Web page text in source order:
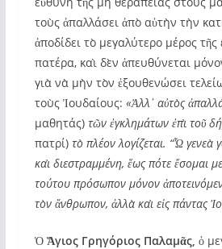
τοὺς ἀπαλλάσει ἀπὸ αὐτὴν τὴν
ἀποδίδει τὸ μεγαλύτερο μέρος
πατέρα, καὶ δὲν ἀπευθύνεται
γιὰ νὰ μὴν τὸν ἐξουθενώσει
τοὺς Ἰουδαίους: «Ἀλλ᾽ αὐτὸς
μαθητάς) τῶν ἐγκλημάτων ἐπὶ τοῦ
πατρί) τὸ πλέον λογίζεται. “Ὦ γενεὰ
καὶ διεστραμμένη, ἕως πότε ἔσομαι
τούτου πρόσωπον μόνον
τὸν ἄνθρωπον, ἀλλὰ καὶ εἰς πάντας
Ὁ Ἅγιος Γρηγόριος Παλαμᾶς, ὁ